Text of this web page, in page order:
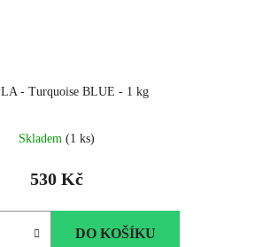
- Turquoise BLUE - 1 kg
Skladem (1 ks)
530 Kč
DO KOŠÍKU